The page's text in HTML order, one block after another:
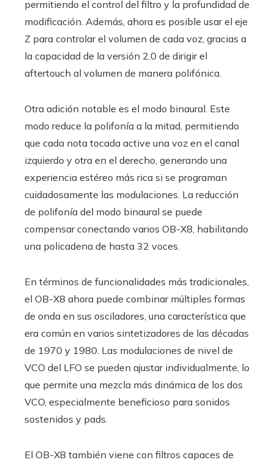
permitiendo el control del filtro y la profundidad de
modificación. Además, ahora es posible usar el eje
Z para controlar el volumen de cada voz, gracias a
la capacidad de la versión 2.0 de dirigir el
aftertouch al volumen de manera polifónica.
Otra adición notable es el modo binaural. Este
modo reduce la polifonía a la mitad, permitiendo
que cada nota tocada active una voz en el canal
izquierdo y otra en el derecho, generando una
experiencia estéreo más rica si se programan
cuidadosamente las modulaciones. La reducción
de polifonía del modo binaural se puede
compensar conectando varios OB-X8, habilitando
una policadena de hasta 32 voces.
En términos de funcionalidades más tradicionales,
el OB-X8 ahora puede combinar múltiples formas
de onda en sus osciladores, una característica que
era común en varios sintetizadores de las décadas
de 1970 y 1980. Las modulaciones de nivel de
VCO del LFO se pueden ajustar individualmente, lo
que permite una mezcla más dinámica de los dos
VCO, especialmente beneficioso para sonidos
sostenidos y pads.
El OB-X8 también viene con filtros capaces de